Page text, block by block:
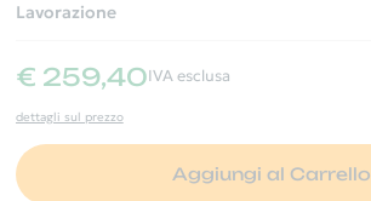
Lavorazione
€ 259,40IVA esclusa
dettagli sul prezzo
Aggiungi al Carrello